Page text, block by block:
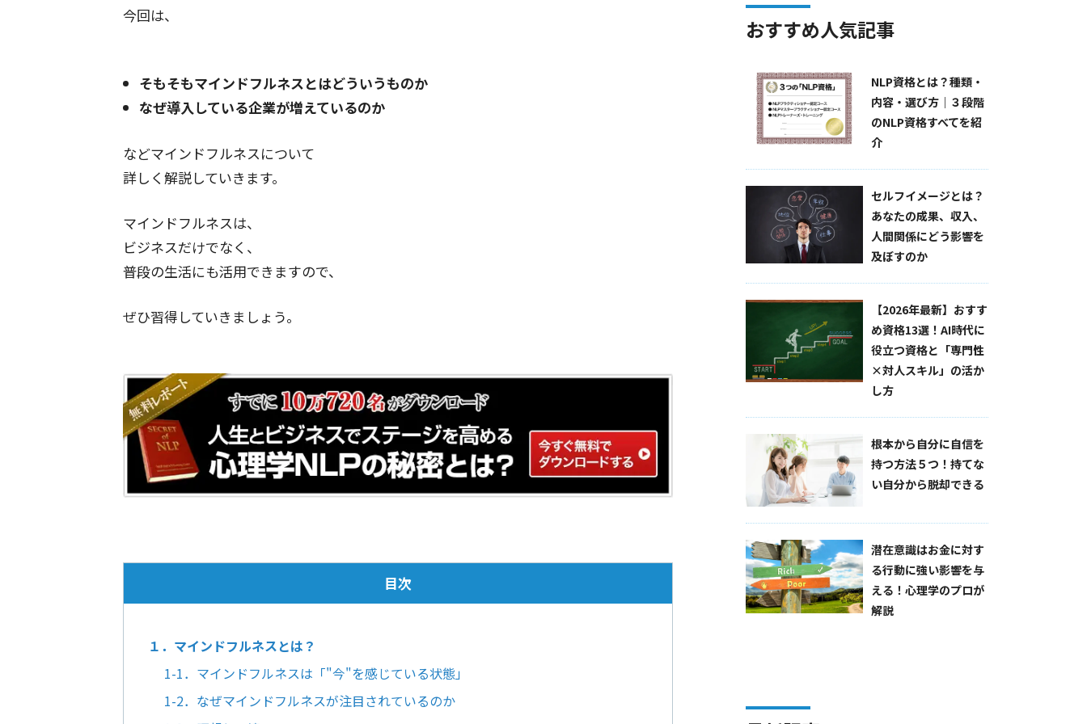
今回は、
そもそもマインドフルネスとはどういうものか
なぜ導入している企業が増えているのか
などマインドフルネスについて
詳しく解説していきます。
マインドフルネスは、
ビジネスだけでなく、
普段の生活にも活用できますので、
ぜひ習得していきましょう。
目次
１．マインドフルネスとは？
1-1．マインドフルネスは「"今"を感じている状態」
1-2．なぜマインドフルネスが注目されているのか
おすすめ人気記事
NLP資格とは？種類・
内容・選び方｜３段階
のNLP資格すべてを紹
介
セルフイメージとは？
あなたの成果、収入、
人間関係にどう影響を
及ぼすのか
【2026年最新】おすす
め資格13選！AI時代に
役立つ資格と「専門性
×対人スキル」の活か
し方
根本から自分に自信を
持つ方法５つ！持てな
い自分から脱却できる
潜在意識はお金に対す
る行動に強い影響を与
える！心理学のプロが
解説